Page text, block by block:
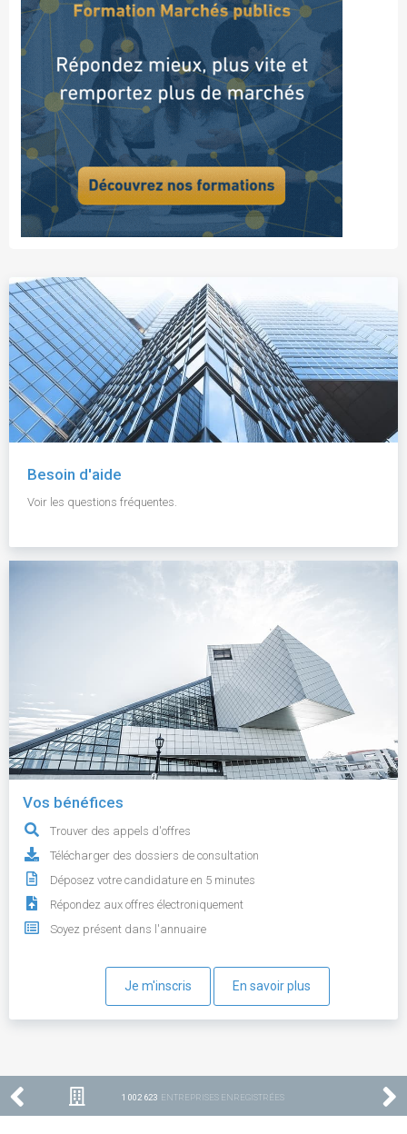
Besoin d'aide
Voir les questions fréquentes.
Vos bénéfices
Trouver des appels d'offres
Télécharger des dossiers de consultation
Déposez votre candidature en 5 minutes
Répondez aux offres électroniquement
Soyez présent dans l'annuaire
Je m'inscris En savoir plus
1 002 623 ENTREPRISES ENREGISTRÉES